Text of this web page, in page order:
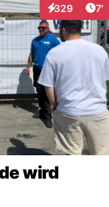
329
Interaktionen7'
wird